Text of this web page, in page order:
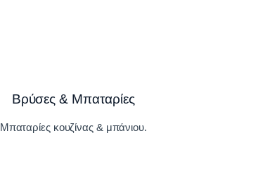
Βρύσες & Μπαταρίες
Μπαταρίες κουζίνας & μπάνιου.